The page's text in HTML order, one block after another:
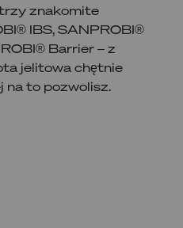
znakomite
IBS, SANPROBI®
Barrier – z
jelitowa chętnie
to pozwolisz.